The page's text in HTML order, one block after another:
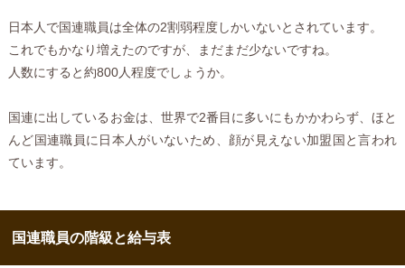
日本人で国連職員は全体の2割弱程度しかいないとされています。
これでもかなり増えたのですが、まだまだ少ないですね。
人数にすると約800人程度でしょうか。
国連に出しているお金は、世界で2番目に多いにもかかわらず、ほと
んど国連職員に日本人がいないため、顔が見えない加盟国と言われ
ています。
国連職員の階級と給与表